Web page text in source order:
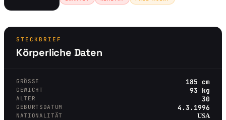
STECKBRIEF
Körperliche Daten
GRÖSSE 185 cm
GEWICHT 93 kg
ALTER 30
GEBURTSDATUM 4.3.1996
NATIONALITÄT USA